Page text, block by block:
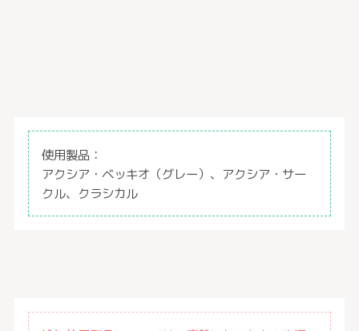
使用製品：
アクシア・ベッキオ（グレー）、アクシア・サー
クル、クラシカル